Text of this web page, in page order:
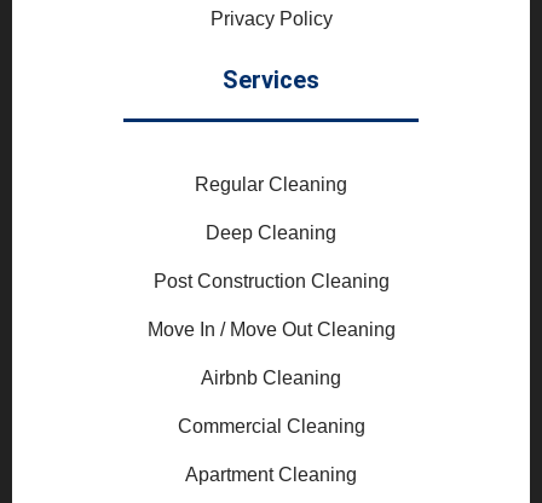
Privacy Policy
Services
Regular Cleaning
Deep Cleaning
Post Construction Cleaning
Move In / Move Out Cleaning
Airbnb Cleaning
Commercial Cleaning
Apartment Cleaning